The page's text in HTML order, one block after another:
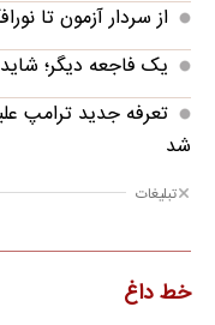
از سردار آزمون تا
یک فاجعه دیگر؛
شد
تبلیغات
خط داغ